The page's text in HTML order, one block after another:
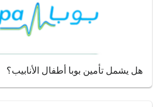
هل يشمل تأمين بوبا أطفال الأنابيب؟